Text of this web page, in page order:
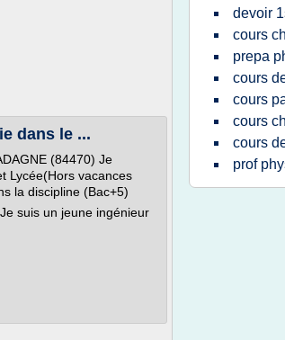
dans le ...
(84470) Je
Lycée(Hors vacances
la discipline (Bac+5)
suis un jeune ingénieur
devoir
cours
prepa
cours
cours
cours
cours
prof